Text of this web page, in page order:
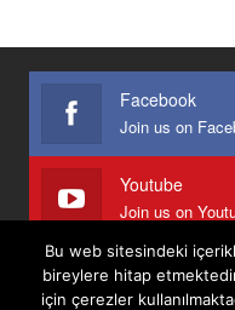
Facebook
Youtube
Join us on
Bu web sitesindeki
bireylere hitap
için çerezler